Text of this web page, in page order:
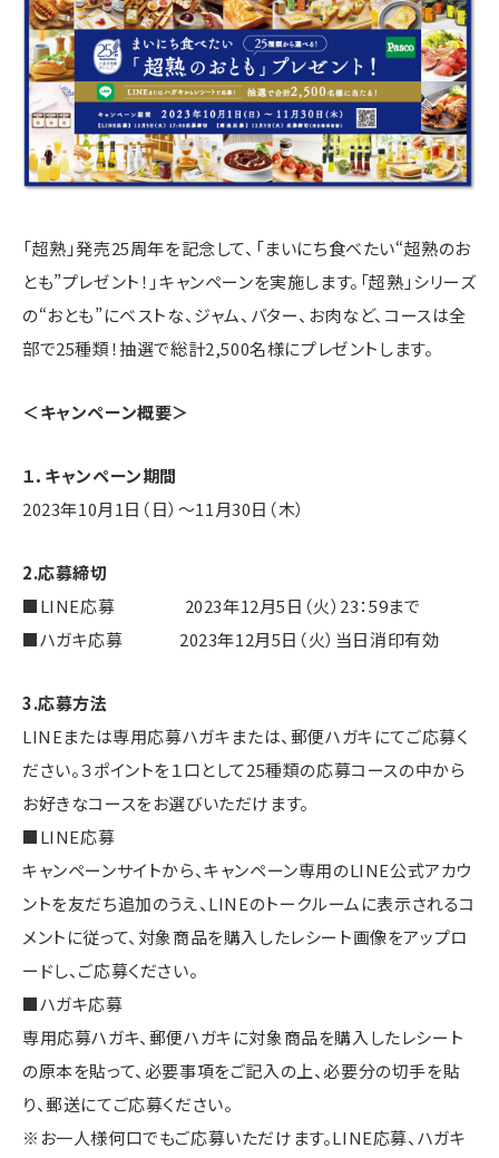
「超熟」発売25周年を記念して、「まいにち食べたい“超熟のお
とも”プレゼント！」キャンペーンを実施します。「超熟」シリーズ
の“おとも”にベストな、ジャム、バター、お肉など、コースは全
部で25種類！抽選で総計2,500名様にプレゼントします。
＜キャンペーン概要＞
１．キャンペーン期間
2023年10月1日（日）～11月30日（木）
2.応募締切
■LINE応募 2023年12月5日（火）23：59まで
■ハガキ応募 2023年12月5日（火）当日消印有効
3.応募方法
LINEまたは専用応募ハガキまたは、郵便ハガキにてご応募く
ださい。３ポイントを１口として25種類の応募コースの中から
お好きなコースをお選びいただけます。
■LINE応募
キャンペーンサイトから、キャンペーン専用のLINE公式アカウ
ントを友だち追加のうえ、LINEのトークルームに表示されるコ
メントに従って、対象商品を購入したレシート画像をアップロ
ードし、ご応募ください。
■ハガキ応募
専用応募ハガキ、郵便ハガキに対象商品を購入したレシート
の原本を貼って、必要事項をご記入の上、必要分の切手を貼
り、郵送にてご応募ください。
※お一人様何口でもご応募いただけます。LINE応募、ハガキ